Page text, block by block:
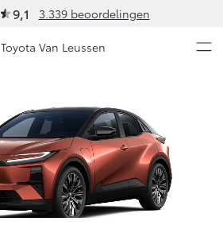
9,1 3.339 beoordelingen
Toyota Van Leussen
Yaris
HYBRIDE